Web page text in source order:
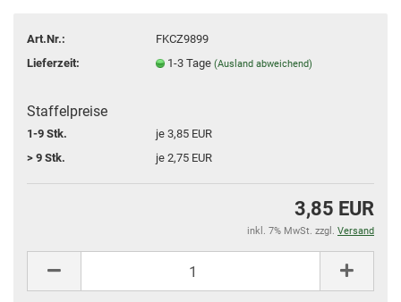
Art.Nr.:
FKCZ9899
Lieferzeit:
1-3 Tage(Ausland abweichend)
Staffelpreise
1-9 Stk.
je 3,85 EUR
> 9 Stk.
je 2,75 EUR
3,85 EUR
inkl. 7% MwSt. zzgl. Versand